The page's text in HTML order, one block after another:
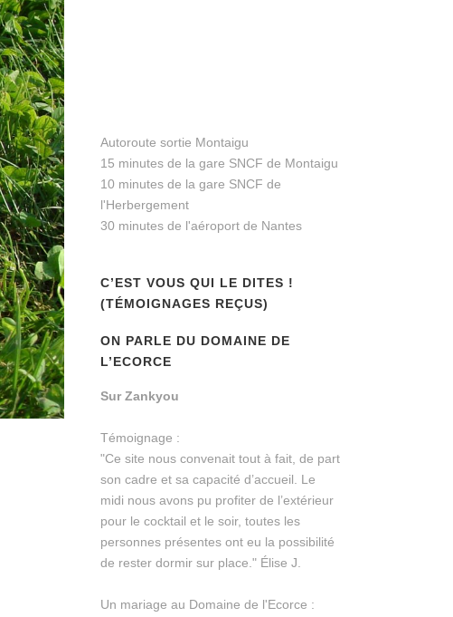
Autoroute sortie Montaigu
15 minutes de la gare SNCF de Montaigu
10 minutes de la gare SNCF de
l'Herbergement
30 minutes de l'aéroport de Nantes
C’EST VOUS QUI LE DITES !
(TÉMOIGNAGES REÇUS)
ON PARLE DU DOMAINE DE
L’ECORCE
Sur Zankyou
Témoignage :
"Ce site nous convenait tout à fait, de part
son cadre et sa capacité d’accueil. Le
midi nous avons pu profiter de l’extérieur
pour le cocktail et le soir, toutes les
personnes présentes ont eu la possibilité
de rester dormir sur place." Élise J.
Un mariage au Domaine de l'Ecorce :